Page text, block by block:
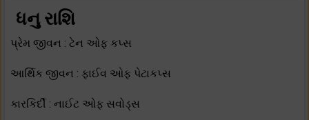
ધનુ રાશિ
પ્રેમ જીવન : ટેન ઓફ કપ્સ
આર્થિક જીવન : ફાઈવ ઓફ પેટાકપ્સ
કારકિર્દી : નાઈટ ઓફ સવોડ્સ